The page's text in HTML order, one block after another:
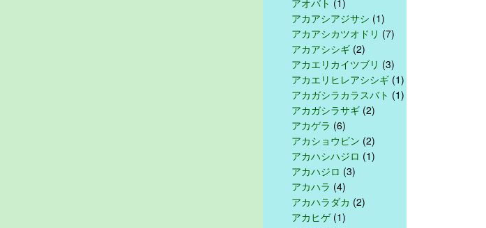
アカアシアジサシ (1)
アカアシカツオドリ (7)
アカアシシギ (2)
アカエリカイツブリ (3)
アカエリヒレアシシギ (1)
アカガシラカラスバト (1)
アカガシラサギ (2)
アカゲラ (6)
アカショウビン (2)
アカハシハジロ (1)
アカハジロ (3)
アカハラ (4)
アカハラダカ (2)
アカヒゲ(1)